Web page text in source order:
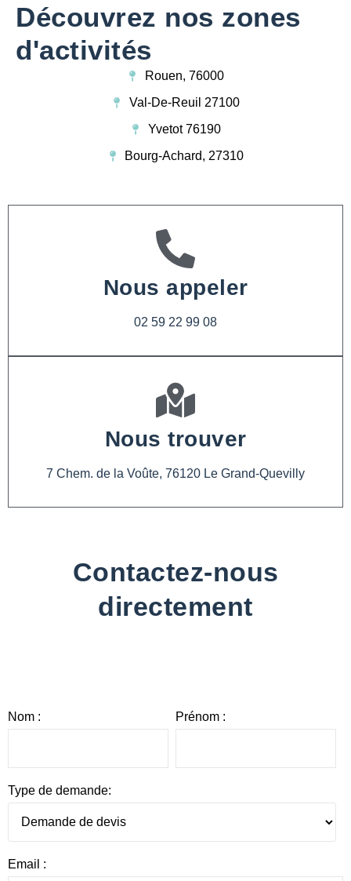
Découvrez nos zones
d'activités
Rouen, 76000
Val-De-Reuil 27100
Yvetot 76190
Bourg-Achard, 27310
Nous appeler
02 59 22 99 08
Nous trouver
7 Chem. de la Voûte, 76120 Le Grand-Quevilly
Contactez-nous
directement
Nom : Prénom :
Type de demande:
Email :